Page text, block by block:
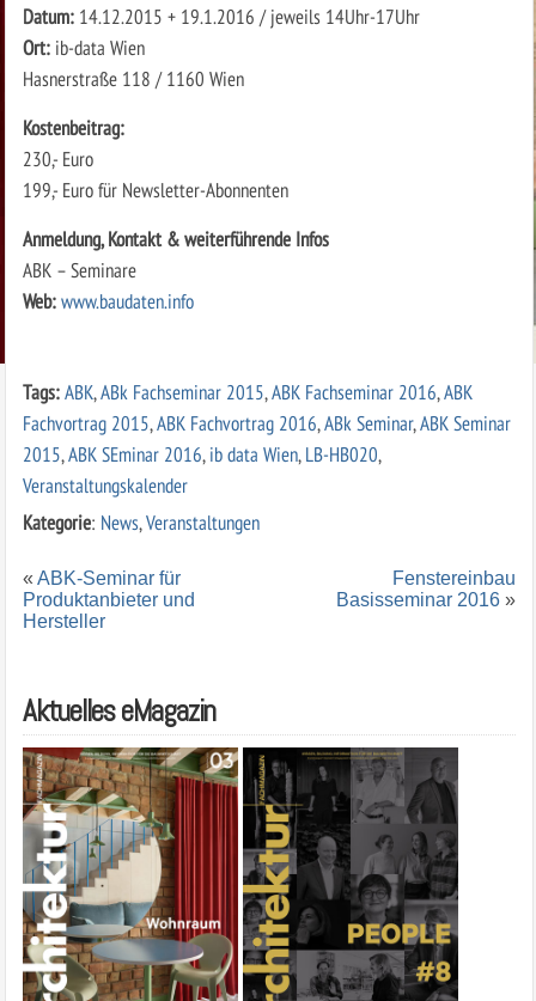
Datum:14.12.2015 + 19.1.2016 / jeweils 14Uhr-17Uhr
Ort:ib-data Wien
Hasnerstraße 118 / 1160 Wien
Kostenbeitrag:
230,- Euro
199,- Euro für Newsletter-Abonnenten
Anmeldung, Kontakt & weiterführende Infos
ABK – Seminare
Web:www.baudaten.info
Tags:ABK,ABk Fachseminar 2015,ABK Fachseminar 2016,ABK
Fachvortrag 2015,ABK Fachvortrag 2016,ABk Seminar,ABK Seminar
2015,ABK SEminar 2016,ib data Wien,LB-HB020,
Veranstaltungskalender
Kategorie: News,Veranstaltungen
« ABK-Seminar für
Produktanbieter und
Hersteller
Fenstereinbau
Basisseminar 2016 »
Aktuelles eMagazin